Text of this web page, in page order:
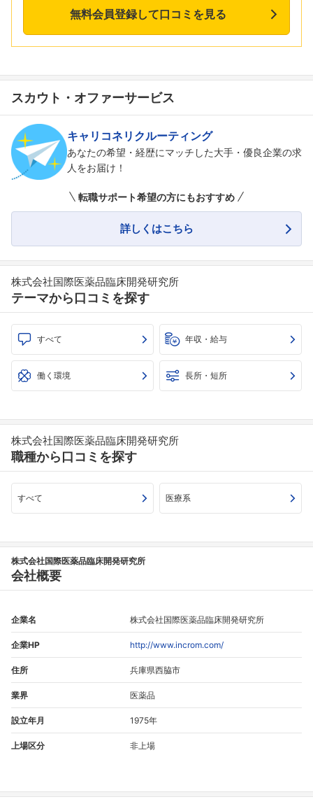
無料会員登録して口コミを見る
スカウト・オファーサービス
キャリコネリクルーティング
あなたの希望・経歴にマッチした大手・優良企業の求
人をお届け！
転職サポート希望の方にもおすすめ
詳しくはこちら
株式会社国際医薬品臨床開発研究所
テーマから口コミを探す
すべて 年収・給与
働く環境 長所・短所
株式会社国際医薬品臨床開発研究所
職種から口コミを探す
すべて 医療系
株式会社国際医薬品臨床開発研究所
会社概要
企業名 株式会社国際医薬品臨床開発研究所
企業HP http://www.incrom.com/
住所 兵庫県西脇市
業界 医薬品
設立年月 1975年
上場区分 非上場